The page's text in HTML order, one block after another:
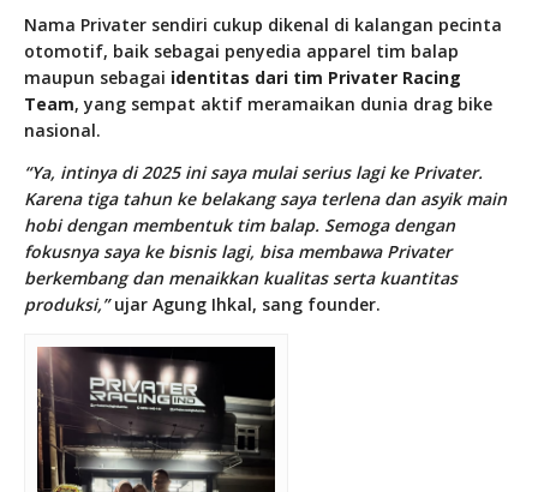
Nama Privater sendiri cukup dikenal di kalangan pecinta
otomotif, baik sebagai penyedia apparel tim balap
maupun sebagai identitas dari tim Privater Racing
Team, yang sempat aktif meramaikan dunia drag bike
nasional.
“Ya, intinya di 2025 ini saya mulai serius lagi ke Privater.
Karena tiga tahun ke belakang saya terlena dan asyik main
hobi dengan membentuk tim balap. Semoga dengan
fokusnya saya ke bisnis lagi, bisa membawa Privater
berkembang dan menaikkan kualitas serta kuantitas
produksi,”ujar Agung Ihkal, sang founder.